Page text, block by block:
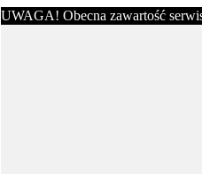
UWAGA! Obecna zawartość